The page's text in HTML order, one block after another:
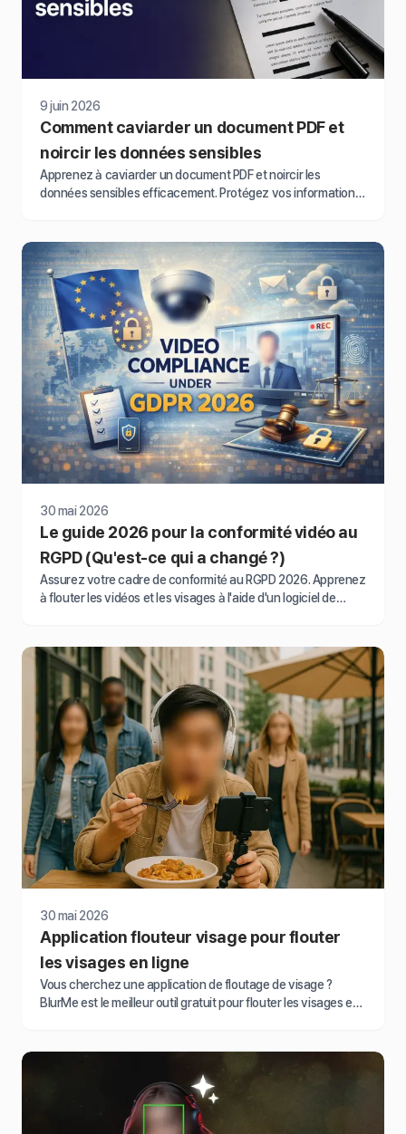
9 juin 2026
Comment caviarder un document PDF et
noircir les données sensibles
Apprenez à caviarder un document PDF et noircir les
données sensibles efficacement. Protégez vos informations
30 mai 2026
Le guide 2026 pour la conformité vidéo au
RGPD (Qu'est-ce qui a changé ?)
Assurez votre cadre de conformité au RGPD 2026. Apprenez
à flouter les vidéos et les visages à l'aide d'un logiciel de
30 mai 2026
Application flouteur visage pour flouter
les visages en ligne
Vous cherchez une application de floutage de visage ?
BlurMe est le meilleur outil gratuit pour flouter les visages en